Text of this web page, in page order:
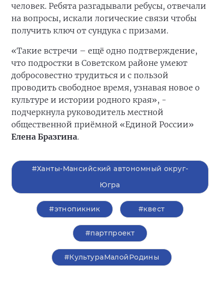
человек. Ребята разгадывали ребусы, отвечали
на вопросы, искали логические связи чтобы
получить ключ от сундука с призами.
«Такие встречи – ещё одно подтверждение,
что подростки в Советском районе умеют
добросовестно трудиться и с пользой
проводить свободное время, узнавая новое о
культуре и истории родного края», -
подчеркнула руководитель местной
общественной приёмной «Единой России»
Елена Бразгина.
#Ханты-Мансийский автономный округ-
Югра
#этнопикник #квест
#партпроект
#КультураМалойРодины